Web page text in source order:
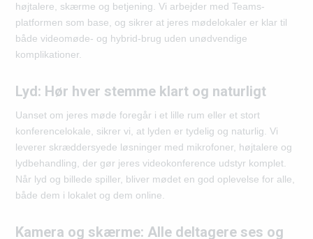
højtalere, skærme og betjening. Vi arbejder med Teams-
platformen som base, og sikrer at jeres mødelokaler er klar til
både videomøde- og hybrid-brug uden unødvendige
komplikationer.
Lyd: Hør hver stemme klart og naturligt
Uanset om jeres møde foregår i et lille rum eller et stort
konferencelokale, sikrer vi, at lyden er tydelig og naturlig. Vi
leverer skræddersyede løsninger med mikrofoner, højtalere og
lydbehandling, der gør jeres videokonference udstyr komplet.
Når lyd og billede spiller, bliver mødet en god oplevelse for alle,
både dem i lokalet og dem online.
Kamera og skærme: Alle deltagere ses og